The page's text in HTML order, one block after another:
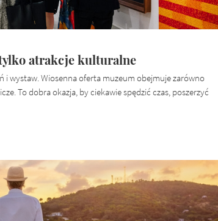
atrakcje kulturalne
i wystaw. Wiosenna oferta muzeum obejmuje zarówno
To dobra okazja, by ciekawie spędzić czas, poszerzyć